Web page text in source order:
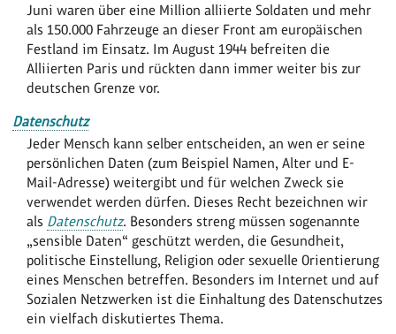
Juni waren über eine Million alliierte Soldaten und mehr
als 150.000 Fahrzeuge an dieser Front am europäischen
Festland im Einsatz. Im August 1944 befreiten die
Alliierten Paris und rückten dann immer weiter bis zur
deutschen Grenze vor.
Datenschutz
Jeder Mensch kann selber entscheiden, an wen er seine
persönlichen Daten (zum Beispiel Namen, Alter und E-
Mail-Adresse) weitergibt und für welchen Zweck sie
verwendet werden dürfen. Dieses Recht bezeichnen wir
als Datenschutz. Besonders streng müssen sogenannte
„sensible Daten“ geschützt werden, die Gesundheit,
politische Einstellung, Religion oder sexuelle Orientierung
eines Menschen betreffen. Besonders im Internet und auf
Sozialen Netzwerken ist die Einhaltung des Datenschutzes
ein vielfach diskutiertes Thema.